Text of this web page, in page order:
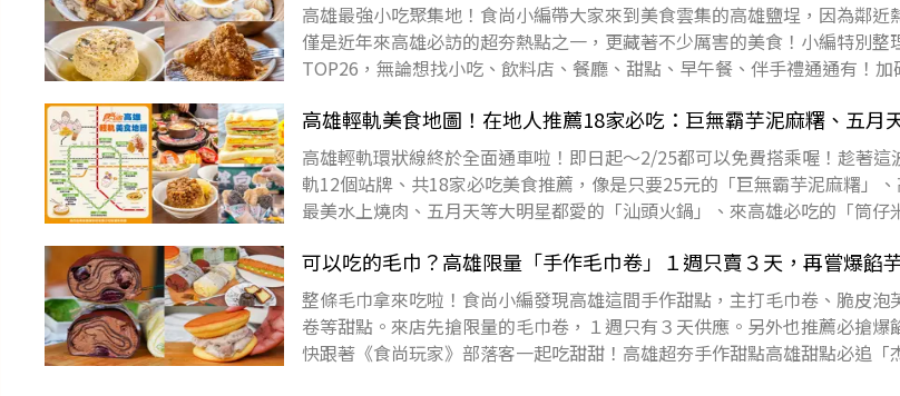
高雄最強小吃聚集地！食尚小編帶大家來到美食雲集的高雄鹽埕，因為鄰近
僅是近年來高雄必訪的超夯熱點之一，更藏著不少厲害的美食！小編特別整
TOP26，無論想找小吃、飲料店、餐廳、甜點、早午餐、伴手禮通通有！
高雄輕軌美食地圖！在地人推薦18家必吃：巨無霸芋泥麻糬、五月
高雄輕軌環狀線終於全面通車啦！即日起～2/25都可以免費搭乘喔！趁著這
軌12個站牌、共18家必吃美食推薦，像是只要25元的「巨無霸芋泥麻糬」
最美水上燒肉、五月天等大明星都愛的「汕頭火鍋」、來高雄必吃的「筒仔
可以吃的毛巾？高雄限量「手作毛巾卷」１週只賣３天，再嘗爆餡
整條毛巾拿來吃啦！食尚小編發現高雄這間手作甜點，主打毛巾卷、脆皮泡
卷等甜點。來店先搶限量的毛巾卷，１週只有３天供應。另外也推薦必搶爆
快跟著《食尚玩家》部落客一起吃甜甜！高雄超夯手作甜點高雄甜點必追「